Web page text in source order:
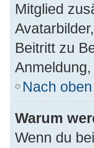
Mitglied
Beitritt zu
Nach oben
Warum
Wenn du